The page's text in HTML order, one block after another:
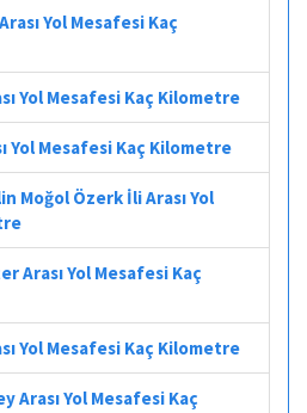
Yol Mesafesi Kaç
Yol Mesafesi Kaç Kilometre
Yol Mesafesi Kaç Kilometre
Moğol Özerk İli Arası Yol
Arası Yol Mesafesi Kaç
Yol Mesafesi Kaç Kilometre
Arası Yol Mesafesi Kaç